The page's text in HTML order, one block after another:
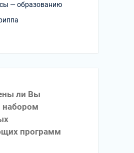
— образованию
ли Вы
набором
программ